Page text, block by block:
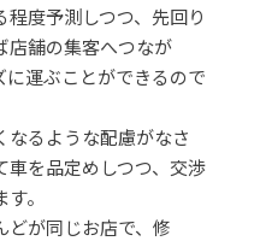
度予測しつつ、先回り
店舗の集客へつなが
に運ぶことができるので
なるような配慮がなさ
を品定めしつつ、交渉
。
どが同じお店で、修